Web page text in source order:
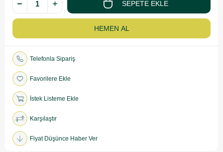
Telefonla Sipariş
Favorilere Ekle
İstek Listeme Ekle
Karşılaştır
Fiyat Düşünce Haber Ver